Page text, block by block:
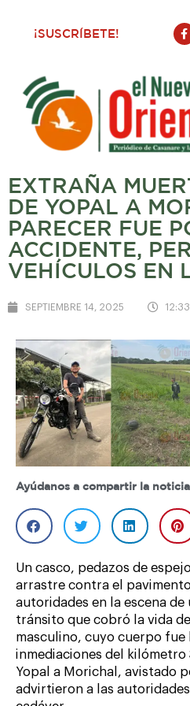
¡SUSCRÍBETE!
F
a
c
o
o
-
EXTRAÑA
DE YOPAL A
PARECER FUE
ACCIDENTE,
VEHÍCULOS EN
SEPTIEMBRE 14, 2025 12:33
Ayúdanos a compartir la noticia
Un casco, pedazos de
arrastre contra el
autoridades en la escena
tránsito que cobró la vida
masculino, cuyo cuerpo fue
inmediaciones del
Yopal a Morichal, avistado
advirtieron a las